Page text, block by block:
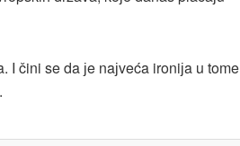
čini se da јe naјveća ironiјa u tome